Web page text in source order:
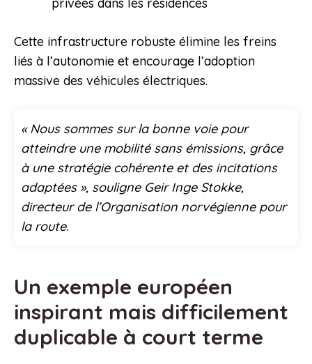
privées dans les résidences
Cette infrastructure robuste élimine les freins
liés à l’autonomie et encourage l’adoption
massive des véhicules électriques.
« Nous sommes sur la bonne voie pour
atteindre une mobilité sans émissions, grâce
à une stratégie cohérente et des incitations
adaptées », souligne Geir Inge Stokke,
directeur de l’Organisation norvégienne pour
la route.
Un exemple européen
inspirant mais difficilement
duplicable à court terme